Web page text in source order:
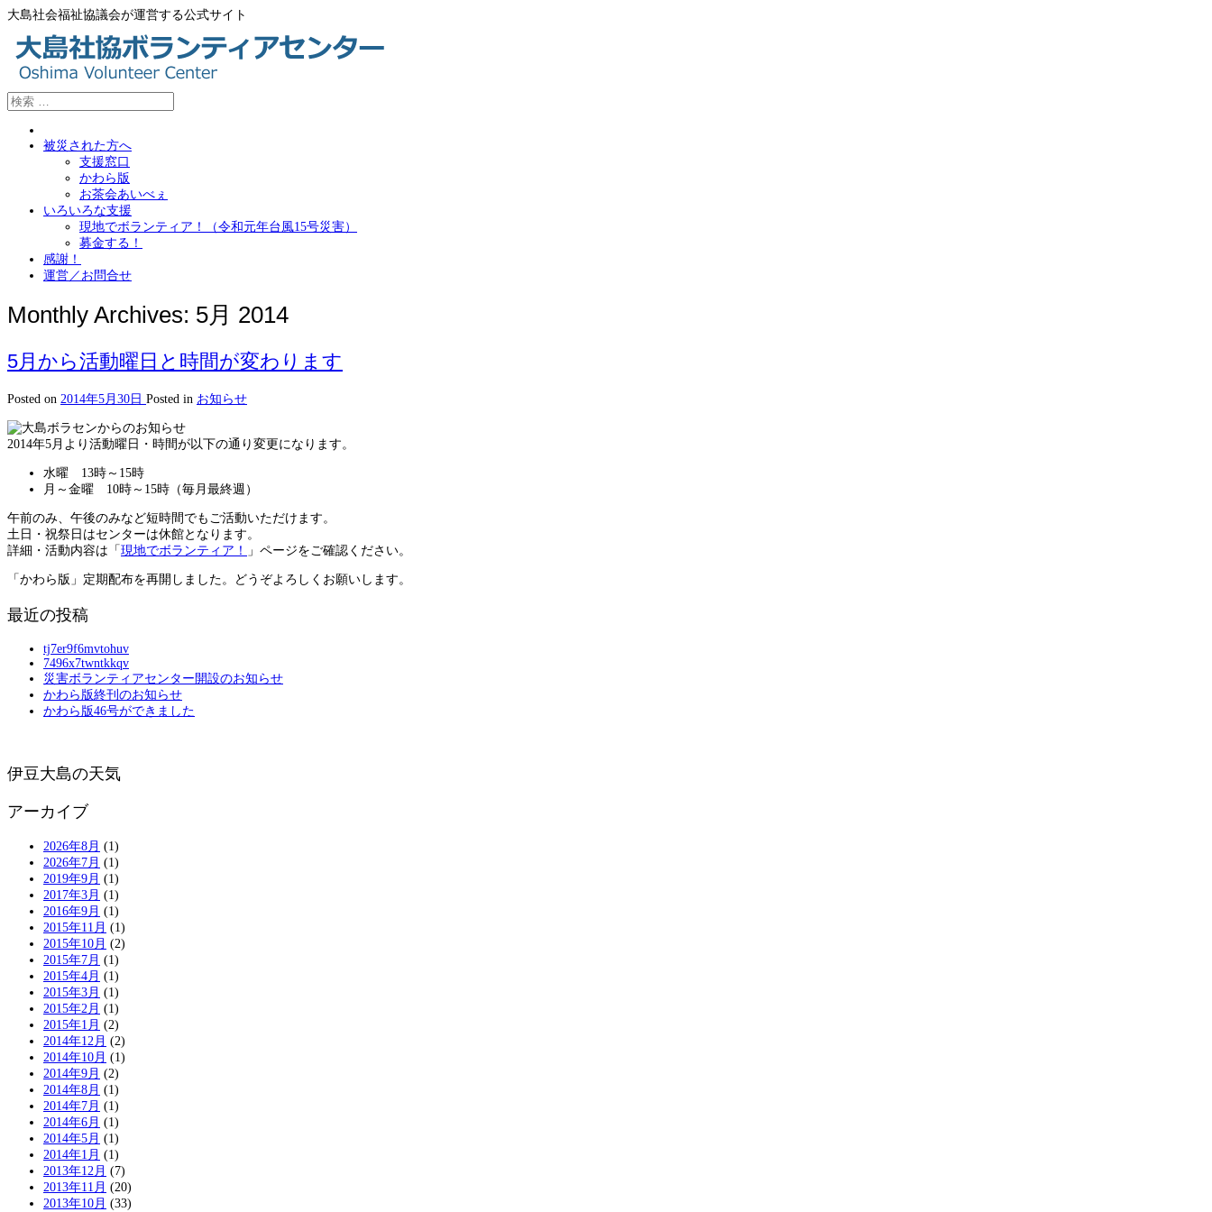
大島社会福祉協議会が運営する公式サイト
被災された方へ
支援窓口
かわら版
お茶会あいべぇ
いろいろな支援
現地でボランティア！（令和元年台風15号災害）
募金する！
感謝！
運営／お問合せ
Monthly Archives: 5月 2014
5月から活動曜日と時間が変わります
Posted on 2014年5月30日 Posted in お知らせ
2014年5月より活動曜日・時間が以下の通り変更になります。
水曜 13時～15時
月～金曜 10時～15時（毎月最終週）
午前のみ、午後のみなど短時間でもご活動いただけます。
土日・祝祭日はセンターは休館となります。
詳細・活動内容は「 現地でボランティア！ 」ページをご確認ください。
「かわら版」定期配布を再開しました。どうぞよろしくお願いします。
最近の投稿
tj7er9f6mvtohuv
7496x7twntkkqv
災害ボランティアセンター開設のお知らせ
かわら版終刊のお知らせ
かわら版46号ができました
伊豆大島の天気
アーカイブ
2026年8月 (1)
2026年7月 (1)
2019年9月 (1)
2017年3月 (1)
2016年9月 (1)
2015年11月 (1)
2015年10月 (2)
2015年7月 (1)
2015年4月 (1)
2015年3月 (1)
2015年2月 (1)
2015年1月 (2)
2014年12月 (2)
2014年10月 (1)
2014年9月 (2)
2014年8月 (1)
2014年7月 (1)
2014年6月 (1)
2014年5月 (1)
2014年1月 (1)
2013年12月 (7)
2013年11月 (20)
2013年10月 (33)